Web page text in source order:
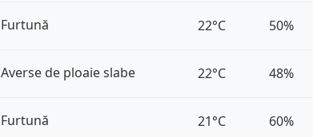
Furtună 22°C 50%
Averse de ploaie slabe 22°C 48%
Furtună 21°C 60%